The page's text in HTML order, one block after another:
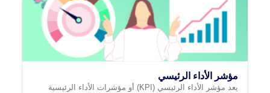
مؤشر الأداء الرئيسي
يعد مؤشر الأداء الرئيسي (KPI) أو مؤشرات الأداء الرئيسية